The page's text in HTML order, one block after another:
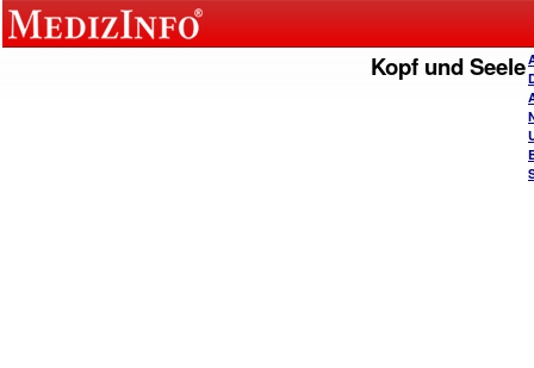
Kopf und Seele